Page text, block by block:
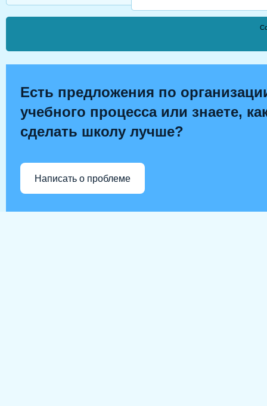
Есть предложения по
учебного процесса или знаете,
сделать школу лучше?
Написать о проблеме